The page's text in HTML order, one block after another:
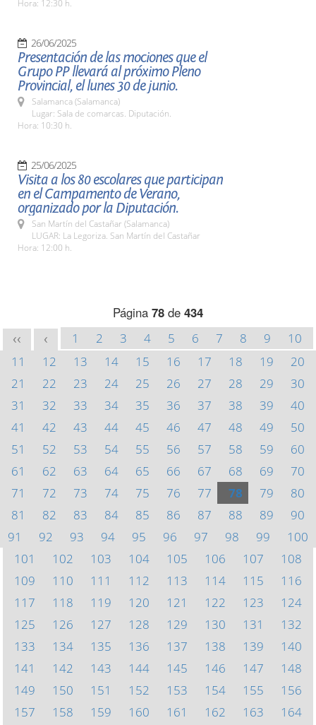
Hora: 12:30 h.
26/06/2025
Presentación de las mociones que el
Grupo PP llevará al próximo Pleno
Provincial, el lunes 30 de junio.
Salamanca (Salamanca)
Lugar: Sala de comarcas. Diputación.
Hora: 10:30 h.
25/06/2025
Visita a los 80 escolares que participan
en el Campamento de Verano,
organizado por la Diputación.
San Martín del Castañar (Salamanca)
LUGAR: La Legoriza. San Martín del Castañar
Hora: 12:00 h.
Página 78 de 434
<< < 1 2 3 4 5 6 7 8 9
10
11
12 13 14 15 16 17 18 19
20
21
22 23 24 25 26 27 28 29
30
31
32 33 34 35 36 37 38 39
40
41
42 43 44 45 46 47 48 49
50
51
52 53 54 55 56 57 58 59
60
61
62 63 64 65 66 67 68 69
70
71
72 73 74 75 76 77 78 79
80
81
82 83 84 85 86 87 88 89
90
91
92 93 94 95 96 97 98 99
100
101
102 103 104 105 106 107
108
109
110 111 112 113 114 115
116
117
118 119 120 121 122 123
124
125
126 127 128 129 130 131
132
133
134 135 136 137 138 139
140
141
142 143 144 145 146 147
148
149
150 151 152 153 154 155
156
157
158 159 160 161 162 163
164